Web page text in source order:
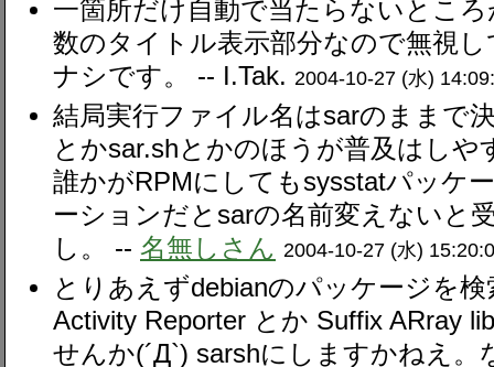
一箇所だけ自動で当たらないとこ
数のタイトル表示部分なので無視
ナシです。 -- I.Tak. 2004-10-27 (水)
結局実行ファイル名はsarのままで
とかsar.shとかのほうが普及はし
誰かがRPMにしてもsysstatパッケ
ーションだとsarの名前変えないと
し。 -- 名無しさん 2004-10-27 (水)
とりあえずdebianのパッケージを
Activity Reporter とか Suffix ARray
せんか(´Д`) sarshにしますかねえ。